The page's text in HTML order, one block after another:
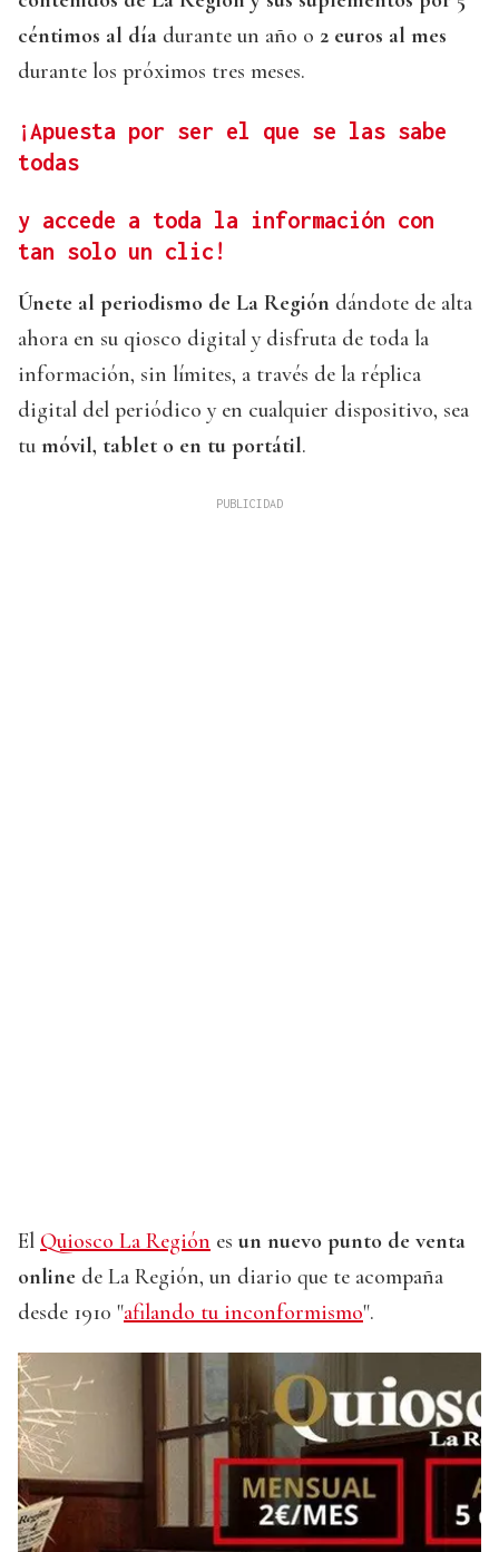
céntimos al día durante un año o 2 euros al mes
durante los próximos tres meses.
¡Apuesta por ser el que se las sabe
todas
y accede a toda la información con
tan solo un clic!
Únete al periodismo de La Región dándote de alta
ahora en su qiosco digital y disfruta de toda la
información, sin límites, a través de la réplica
digital del periódico y en cualquier dispositivo, sea
tu móvil, tablet o en tu portátil.
El Quiosco La Región es un nuevo punto de venta
online de La Región, un diario que te acompaña
desde 1910 "afilando tu inconformismo".